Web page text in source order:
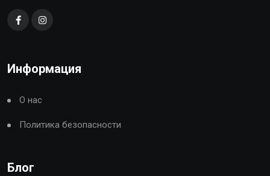
Информация
О нас
Политика безопасности
Блог